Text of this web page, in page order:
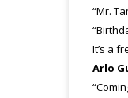
“Mr.
It’s a
Arlo